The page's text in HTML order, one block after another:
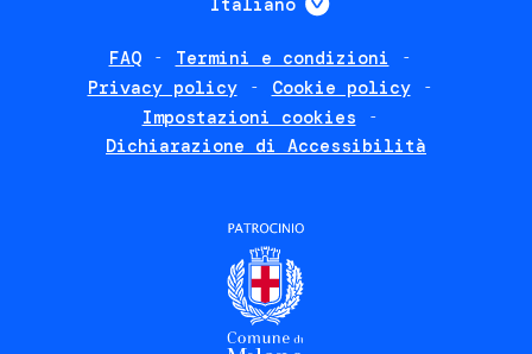
FAQ
Termini e condizioni
Privacy policy
Cookie policy
Impostazioni cookies
Dichiarazione di Accessibilità